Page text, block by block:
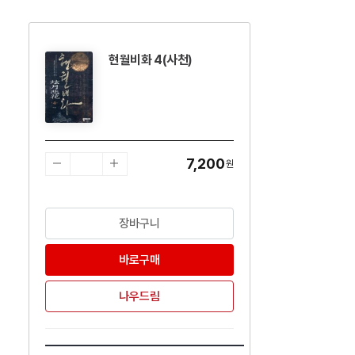
현월비화 4(사천)
7,200원
장바구니
바로구매
나우드림